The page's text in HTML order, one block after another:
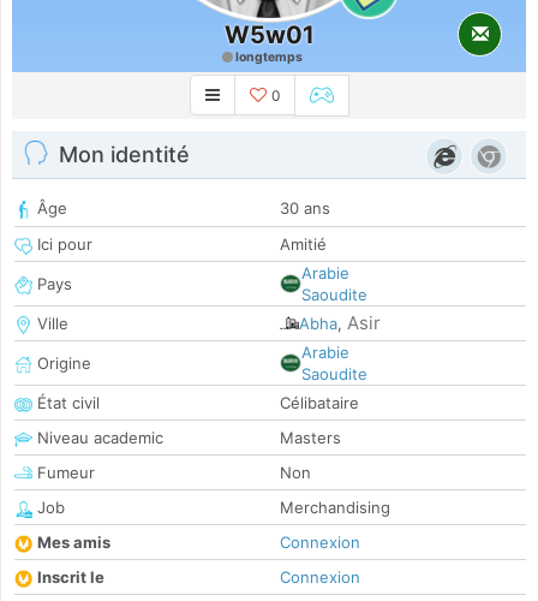
W5w01
longtemps
0
Mon identité
Âge
30 ans
Ici pour
Amitié
Pays
Arabie
Saoudite
Ville
Abha, Asir
Origine
Arabie
Saoudite
État civil
Célibataire
Niveau academic
Masters
Fumeur
Non
Job
Merchandising
Mes amis
Connexion
Inscrit le
Connexion